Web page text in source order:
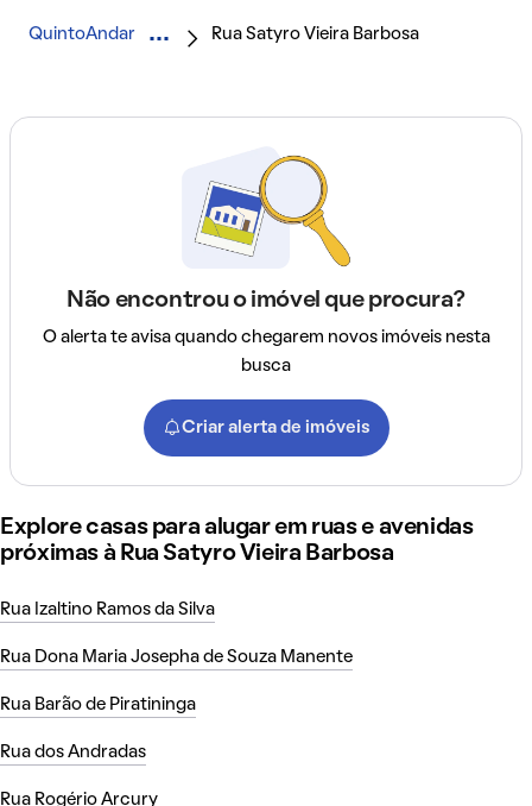
QuintoAndar Rua Satyro Vieira Barbosa
Não encontrou o imóvel que procura?
O alerta te avisa quando chegarem novos imóveis nesta
busca
Criar alerta de imóveis
Explore casas para alugar em ruas e avenidas
próximas à Rua Satyro Vieira Barbosa
Rua Izaltino Ramos da Silva
Rua Dona Maria Josepha de Souza Manente
Rua Barão de Piratininga
Rua dos Andradas
Rua Rogério Arcury